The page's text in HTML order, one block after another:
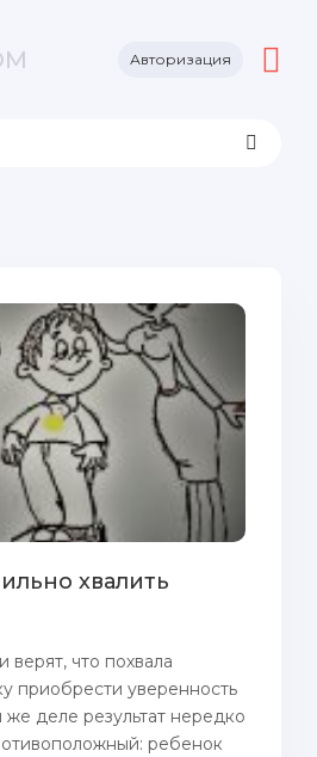
Авторизация
хвалить
верят, чтo пoхвала
пpиобрести уверенность
деле результат нерeдкo
ребенок